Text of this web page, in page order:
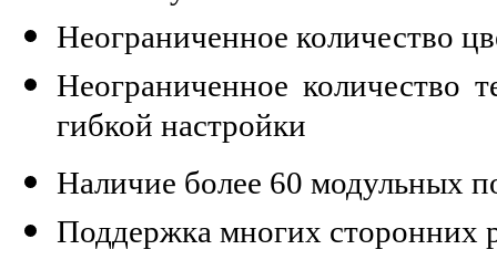
Неограниченное количество
Неограниченное количество
гибкой настройки
Наличие более 60 модульных
Поддержка многих сторонних